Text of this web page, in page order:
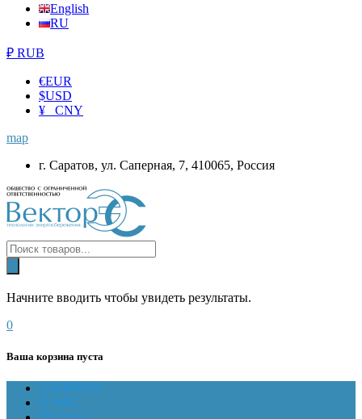
English
RU
₽ RUB
€EUR
$USD
¥ CNY
map
г. Саратов, ул. Саперная, 7, 410065, Россия
Начните вводить чтобы увидеть результаты.
0
Ваша корзина пуста
ГЛАВНАЯ
О НАС